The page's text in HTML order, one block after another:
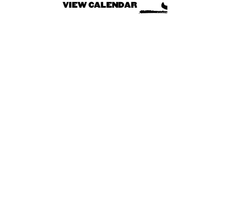
VIEW CALENDAR